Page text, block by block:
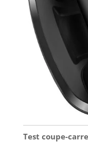
Test coupe-